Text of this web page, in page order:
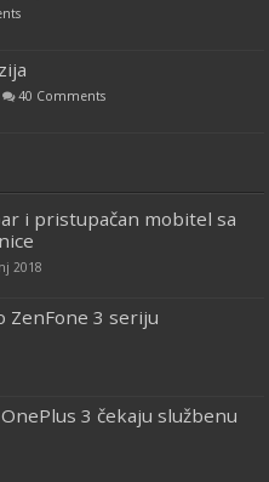
40 Comments
i pristupačan mobitel sa
2018
ZenFone 3 seriju
3 čekaju službenu